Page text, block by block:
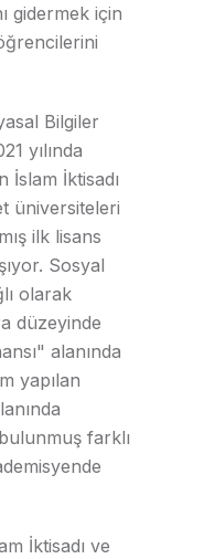
gidermek için
Bilgiler
yılında
İslam İktisadı
üniversiteleri
ilk lisans
Sosyal
olarak
düzeyinde
alanında
yapılan
farklı
İktisadı ve